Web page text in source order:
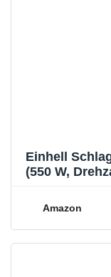
Einhell
(550 W,
Amazon